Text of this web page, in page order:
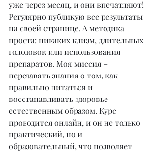
уже через месяц, и они впечатляют!
Регулярно публикую все результаты
на своей странице. А методика
проста: никаких клизм, длительных
голодовок или использования
препаратов. Моя миссия –
передавать знания о том, как
правильно питаться и
восстанавливать здоровье
естественным образом. Курс
проводится онлайн, и он не только
практический, но и
образовательный, что позволяет